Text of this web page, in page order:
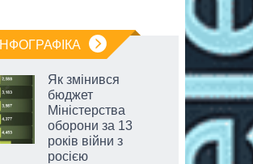
ІНФОГРАФІКА
Як змінився
бюджет
Міністерства
оборони за 13
років війни з
росією